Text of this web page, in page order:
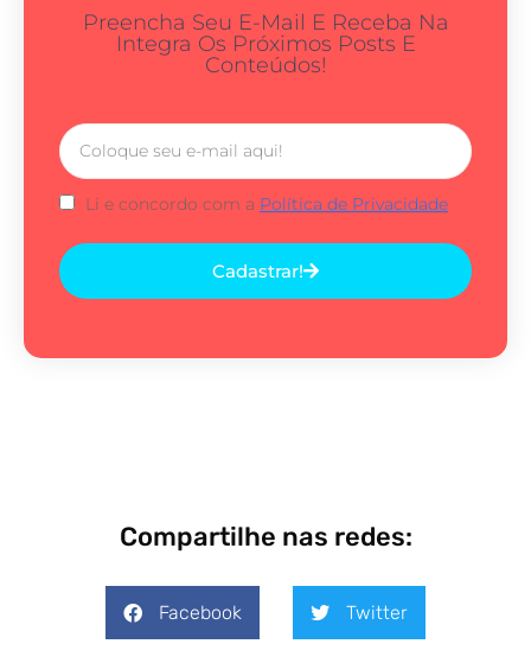
Preencha Seu E-Mail E Receba Na
Integra Os Próximos Posts E
Conteúdos!
Li e concordo com a Política de Privacidade
Cadastrar!
Compartilhe nas redes:
Facebook Twitter